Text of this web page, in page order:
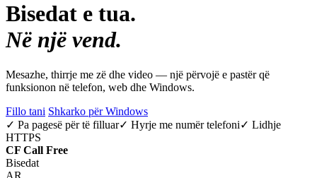
Bisedat e tua.
Në një vend.
Mesazhe, thirrje me zë dhe video — një përvojë e pastër që
funksionon në telefon, web dhe Windows.
Fillo tani Shkarko për Windows
✓ Pa pagesë për të filluar✓ Hyrje me numër telefoni✓ Lidhje
HTTPS
CF Call Free
Bisedat
AR